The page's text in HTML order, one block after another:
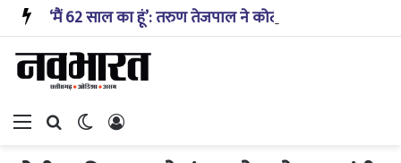
Menu Search forSwitch skin